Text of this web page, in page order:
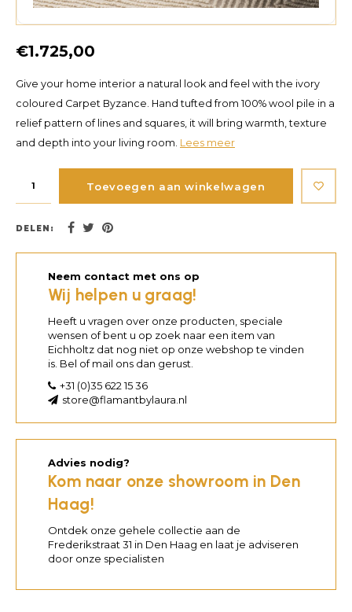
€1.725,00
Give your home interior a natural look and feel with the ivory
coloured Carpet Byzance. Hand tufted from 100% wool pile in a
relief pattern of lines and squares, it will bring warmth, texture
and depth into your living room. Lees meer
Toevoegen aan winkelwagen
DELEN:
Neem contact met ons op
Wij helpen u graag!
Heeft u vragen over onze producten, speciale
wensen of bent u op zoek naar een item van
Eichholtz dat nog niet op onze webshop te vinden
is. Bel of mail ons dan gerust.
+31 (0)35 622 15 36
store@flamantbylaura.nl
Advies nodig?
Kom naar onze showroom in Den
Haag!
Ontdek onze gehele collectie aan de
Frederikstraat 31 in Den Haag en laat je adviseren
door onze specialisten